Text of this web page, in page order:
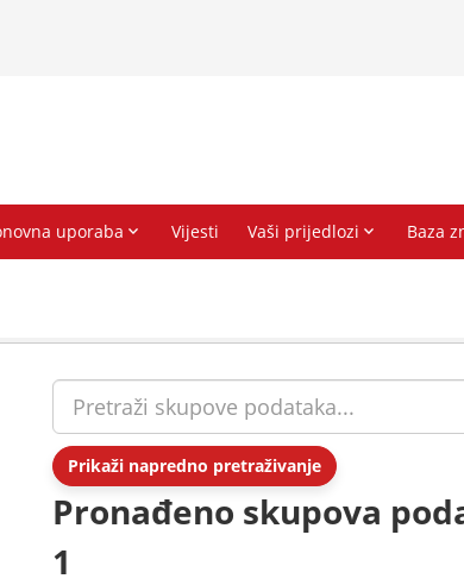
Prikaži napredno pretraživanje
Pronađeno skupova
1